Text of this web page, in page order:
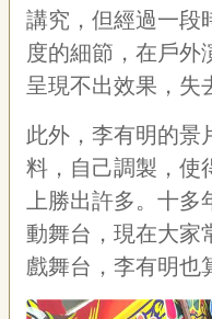
講究，但經過一段
度的細節，在戶外
呈現不出效果，失
此外，李有明的景
料，自己調製，使
上勝出許多。十
動舞台，現在大家
戲舞台，李有明也